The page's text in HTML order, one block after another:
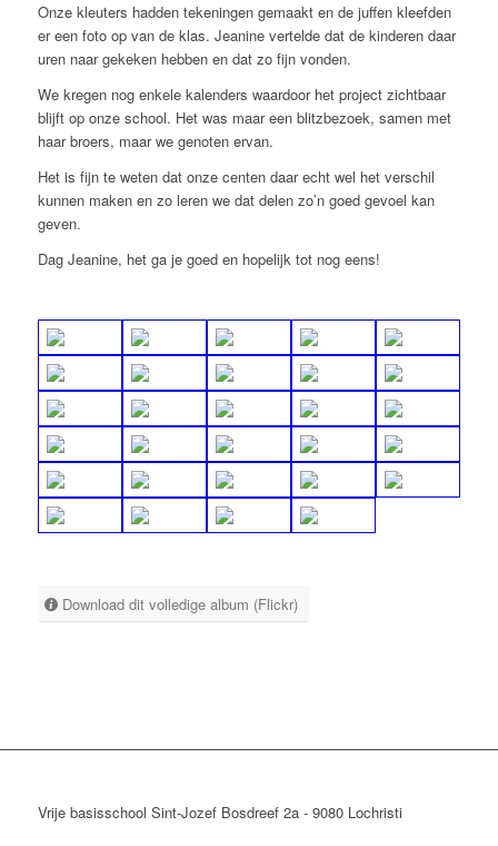
Onze kleuters hadden tekeningen gemaakt en de juffen kleefden
er een foto op van de klas. Jeanine vertelde dat de kinderen daar
uren naar gekeken hebben en dat zo fijn vonden.
We kregen nog enkele kalenders waardoor het project zichtbaar
blijft op onze school. Het was maar een blitzbezoek, samen met
haar broers, maar we genoten ervan.
Het is fijn te weten dat onze centen daar echt wel het verschil
kunnen maken en zo leren we dat delen zo’n goed gevoel kan
geven.
Dag Jeanine, het ga je goed en hopelijk tot nog eens!
Download dit volledige album (Flickr)
Vrije basisschool Sint-Jozef Bosdreef 2a - 9080 Lochristi